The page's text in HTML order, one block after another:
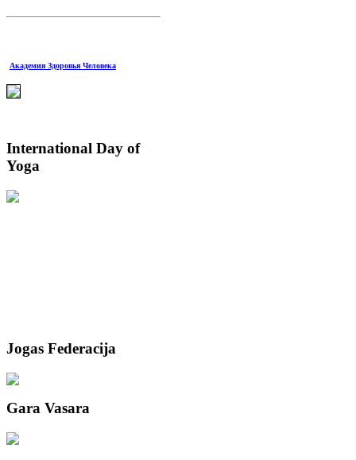
Академия Здоровья Человека
International Day of
Yoga
Jogas Federacija
Gara Vasara